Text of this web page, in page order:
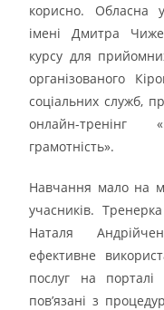
корисно. Обласна
імені Дмитра
курсу для
організованого
соціальних служб,
онлайн-тренінг
грамотність».
Навчання мало на
учасників.
Наталя
ефективне
послуг на порталі
пов’язані з